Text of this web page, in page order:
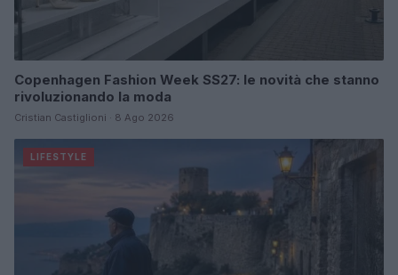
Copenhagen Fashion Week SS27: le novità che stanno
rivoluzionando la moda
Cristian Castiglioni · 8 Ago 2026
LIFESTYLE